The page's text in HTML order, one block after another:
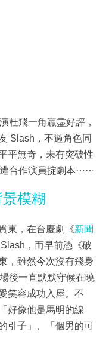
杜飛一角贏盡好評，
Slash，不過角色同
平無奇，未有突破性
遭合作演員掟劇本⋯⋯
模糊
東，在台慶劇《新聞
，而早前憑《破
，雖然今次沒有飛身
後一直默默守候在曉
笑容成功入屋。不
好像他是馬明的線
引子」、「個男的可